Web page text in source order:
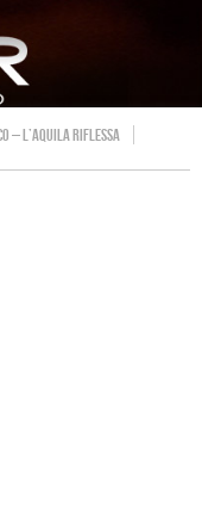
– L’AQUILA RIFLESSA